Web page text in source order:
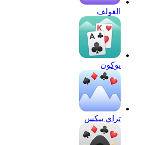
الغولف
يوكون
تراي بيكس